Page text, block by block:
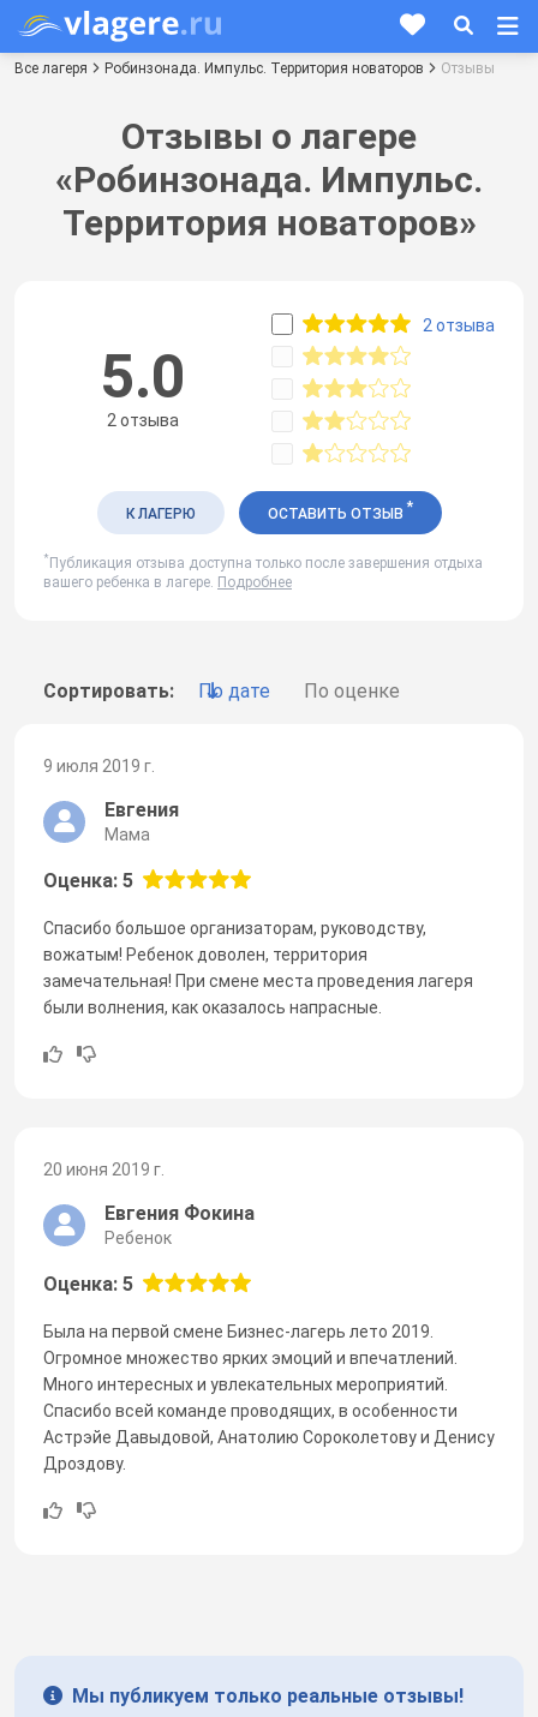
Все лагеря Робинзонада. Импульс. Территория новаторов Отзывы
Отзывы о лагере
«Робинзонада. Импульс.
Территория новаторов»
Сортировать: По дате По оценке
9 июля 2019 г.
Евгения
Мама
Оценка: 5
Спасибо большое организаторам, руководству,
вожатым! Ребенок доволен, территория
замечательная! При смене места проведения лагеря
были волнения, как оказалось напрасные.
20 июня 2019 г.
Евгения Фокина
Ребенок
Оценка: 5
Была на первой смене Бизнес-лагерь лето 2019.
Огромное множество ярких эмоций и впечатлений.
Много интересных и увлекательных мероприятий.
Спасибо всей команде проводящих, в особенности
Астрэйе Давыдовой, Анатолию Сороколетову и Денису
Дроздову.
5.0
2 отзыва
2 отзыва
К ЛАГЕРЮ ОСТАВИТЬ ОТЗЫВ *
* Публикация отзыва доступна только после завершения отдыха
вашего ребенка в лагере. Подробнее
Мы публикуем только реальные отзывы!